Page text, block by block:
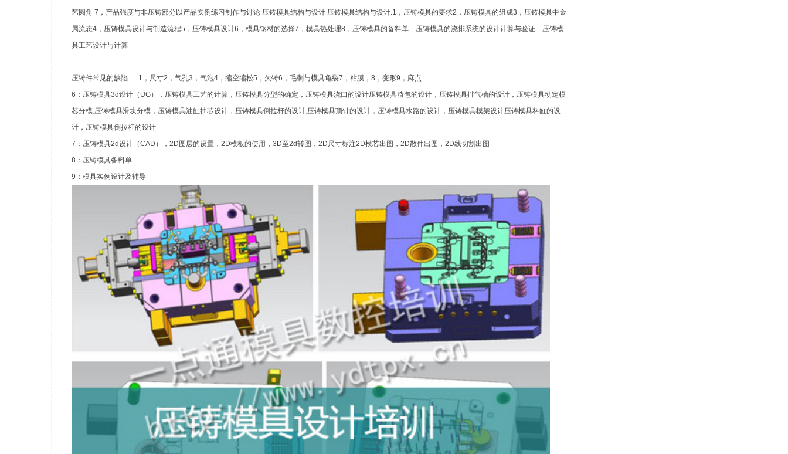
艺圆角 7，产品强度与非压铸部分以产品实例练习制作与讨论 压铸模具结构与设计 压铸模具结构与设计:1，压铸模具的要求2，压铸模具的组成3，压铸模具中金
属流态4，压铸模具设计与制造流程5，压铸模具设计6，模具钢材的选择7，模具热处理8，压铸模具的备料单 压铸模具的浇排系统的设计计算与验证 压铸模
具工艺设计与计算
压铸件常见的缺陷 1，尺寸2，气孔3，气泡4，缩空缩松5，欠铸6，毛刺与模具龟裂7，粘膜，8，变形9，麻点
6：压铸模具3d设计（UG），压铸模具工艺的计算，压铸模具分型的确定，压铸模具浇口的设计压铸模具渣包的设计，压铸模具排气槽的设计，压铸模具动定模
芯分模,压铸模具滑块分模，压铸模具油缸抽芯设计，压铸模具倒拉杆的设计,压铸模具顶针的设计，压铸模具水路的设计，压铸模具模架设计压铸模具料缸的设
计，压铸模具倒拉杆的设计
7：压铸模具2d设计（CAD），2D图层的设置，2D模板的使用，3D至2d转图，2D尺寸标注2D模芯出图，2D散件出图，2D线切割出图
8：压铸模具备料单
9：模具实例设计及辅导